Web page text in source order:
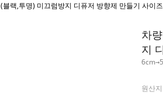
랙,투명) 미끄럼방지 디퓨저 방향제 만들기 사이
차
지
원산지